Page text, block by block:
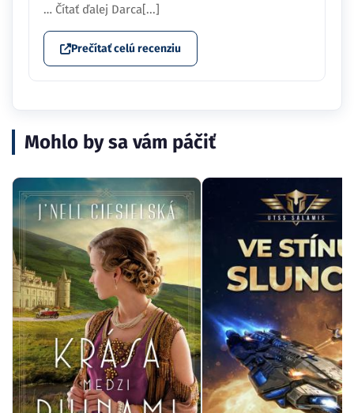
… Čítať ďalej Darca[...]
Prečítať celú recenziu
Mohlo by sa vám páčiť